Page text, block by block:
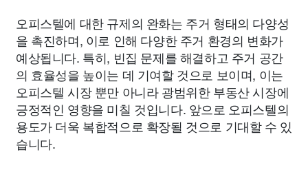
오피스텔에 대한 규제의 완화는 주거 형태의 다양성
을 촉진하며, 이로 인해 다양한 주거 환경의 변화가
예상됩니다. 특히, 빈집 문제를 해결하고 주거 공간
의 효율성을 높이는 데 기여할 것으로 보이며, 이는
오피스텔 시장 뿐만 아니라 광범위한 부동산 시장에
긍정적인 영향을 미칠 것입니다. 앞으로 오피스텔의
용도가 더욱 복합적으로 확장될 것으로 기대할 수 있
습니다.